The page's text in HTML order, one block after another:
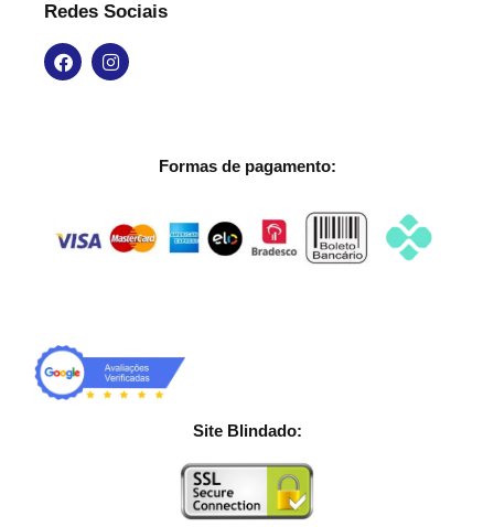
Redes Sociais
Formas de pagamento:
Site Blindado: